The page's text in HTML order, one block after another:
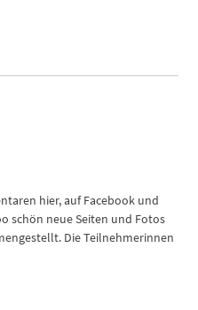
hier, auf Facebook und
schön neue Seiten und Fotos
Die Teilnehmerinnen